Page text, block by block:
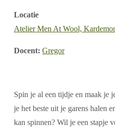
Locatie
Atelier Men At Wool,
Docent: Gregor
Spin je al een tijdje en maak je
je het beste uit je garens halen
kan spinnen? Wil je een stapje